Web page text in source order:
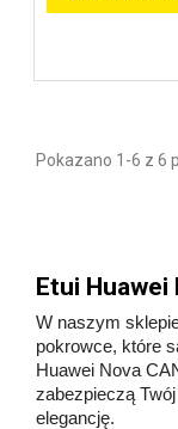
Pokazano 1-6 z 6
Etui Huawei
W naszym
pokrowce, które
Huawei Nova
zabezpieczą
elegancję.